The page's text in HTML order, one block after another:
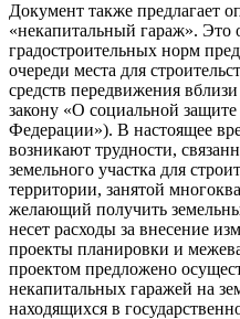
Документ также предлагает
«некапитальный гараж». Это
градостроительных норм
очереди места для
средств передвижения
закону «О социальной
Федерации»). В настоящее
возникают трудности,
земельного участка для
территории, занятой
желающий получить
несет расходы за внесение
проекты планировки и
проектом предложено
некапитальных гаражей на
находящихся в